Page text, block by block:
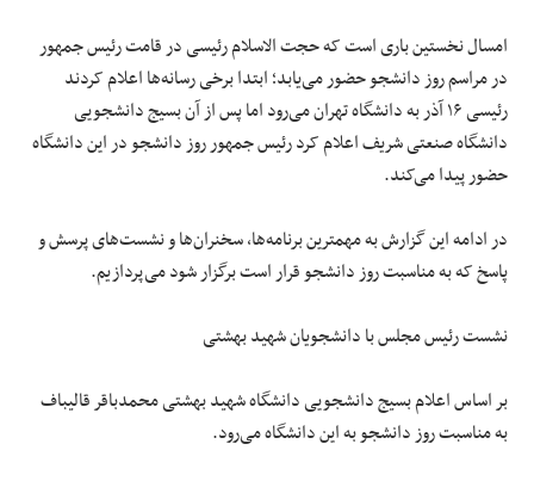
امسال نخستین باری است که حجت الاسلام رئیسی در قامت رئیس جمهور
در مراسم روز دانشجو حضور می‌یابد؛ ابتدا برخی رسانه‌ها اعلام کردند
رئیسی ۱۶ آذر به دانشگاه تهران می‌رود اما پس از آن بسیج دانشجویی
دانشگاه صنعتی شریف اعلام کرد رئیس جمهور روز دانشجو در این دانشگاه
حضور پیدا می‌کند.
در ادامه این گزارش به مهمترین برنامه‌ها، سخنران‌ها و نشست‌های پرسش و
پاسخ که به مناسبت روز دانشجو قرار است برگزار شود می‌پردازیم.
نشست رئیس مجلس با دانشجویان شهید بهشتی
بر اساس اعلام بسیج دانشجویی دانشگاه شهید بهشتی محمدباقر قالیباف
به مناسبت روز دانشجو به این دانشگاه می‌رود.